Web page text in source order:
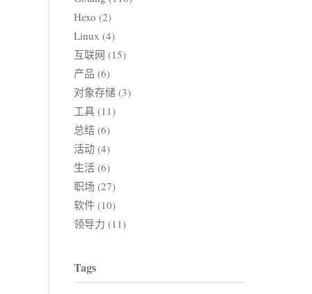
Hexo (2)
Linux (4)
互联网 (15)
产品 (6)
对象存储 (3)
工具 (11)
总结 (6)
活动 (4)
生活 (6)
职场 (27)
软件 (10)
领导力 (11)
Tags